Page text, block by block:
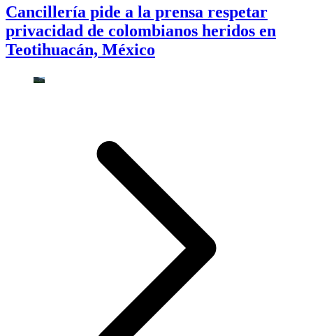
Cancillería pide a la prensa respetar
privacidad de colombianos heridos en
Teotihuacán, México